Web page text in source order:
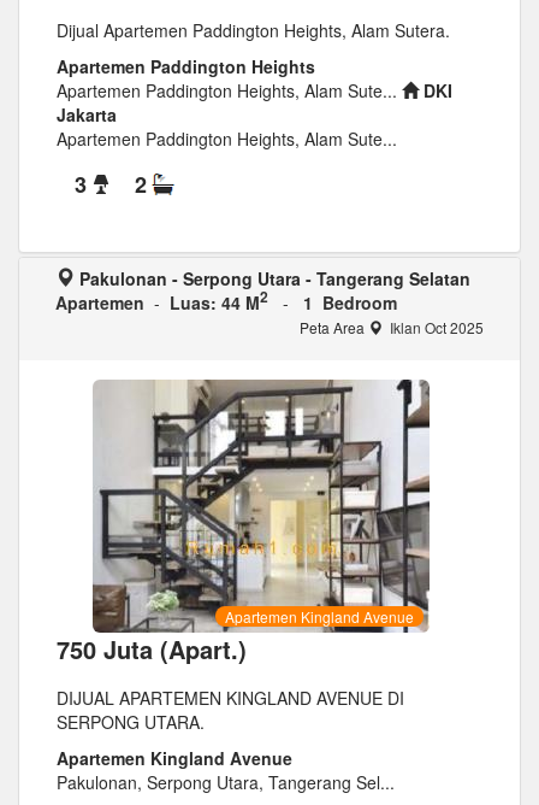
Dijual Apartemen Paddington Heights, Alam Sutera.
Apartemen Paddington Heights
Apartemen Paddington Heights, Alam Sute...
DKI
Jakarta
Apartemen Paddington Heights, Alam Sute...
3 2
Pakulonan - Serpong Utara - Tangerang Selatan
Apartemen - Luas: 44 M2 - 1 Bedroom
Peta Area Iklan Oct 2025
Apartemen Kingland Avenue
750 Juta (Apart.)
DIJUAL APARTEMEN KINGLAND AVENUE DI
SERPONG UTARA.
Apartemen Kingland Avenue
Pakulonan, Serpong Utara, Tangerang Sel...